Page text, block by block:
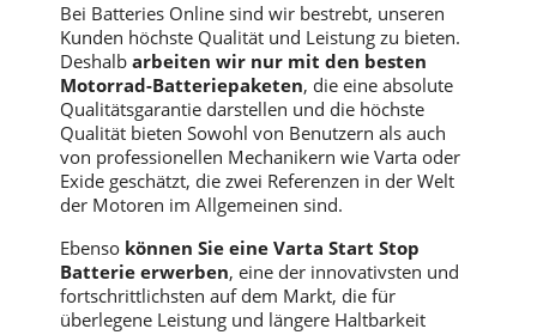
Bei Batteries Online sind wir bestrebt, unseren
Kunden höchste Qualität und Leistung zu bieten.
Deshalb arbeiten wir nur mit den besten
Motorrad-Batteriepaketen, die eine absolute
Qualitätsgarantie darstellen und die höchste
Qualität bieten Sowohl von Benutzern als auch
von professionellen Mechanikern wie Varta oder
Exide geschätzt, die zwei Referenzen in der Welt
der Motoren im Allgemeinen sind.
Ebenso können Sie eine Varta Start Stop
Batterie erwerben, eine der innovativsten und
fortschrittlichsten auf dem Markt, die für
überlegene Leistung und längere Haltbarkeit